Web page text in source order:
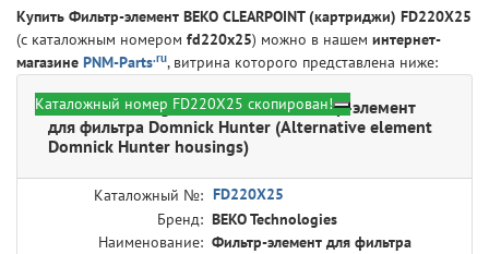
Купить Фильтр-элемент BEKO CLEARPOINT (картриджи) FD220X25
(с каталожным номером fd220x25) можно в нашем интернет-
магазине PNM-Parts.ru, витрина которого представлена ниже:
BEKO Technologies FD220X25 - Фильтр-элемент
для фильтра Domnick Hunter (Alternative element
Domnick Hunter housings)
Каталожный №: FD220X25
Бренд: BEKO Technologies
Наименование: Фильтр-элемент для фильтра
Каталожный номер FD220X25 скопирован!